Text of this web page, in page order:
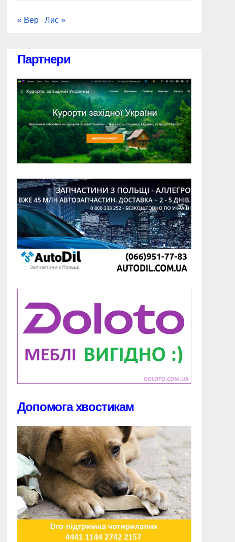
« Вер Лис »
Партнери
Допомога хвостикам